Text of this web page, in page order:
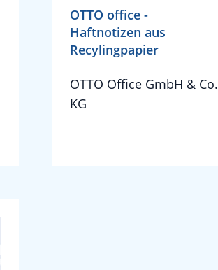
OTTO office -
Haftnotizen aus
Recylingpapier
OTTO Office GmbH & Co.
KG